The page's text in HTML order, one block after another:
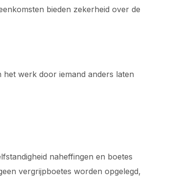
bieden zekerheid over de
werk door iemand anders laten
naheffingen en boetes
vergrijpboetes worden opgelegd,